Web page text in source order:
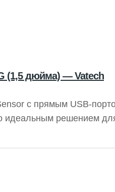
(1,5 дюйма) — Vatech
с прямым USB-
идеальным решением
рабочий